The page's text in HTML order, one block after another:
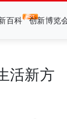
百科 创新博览
活新方